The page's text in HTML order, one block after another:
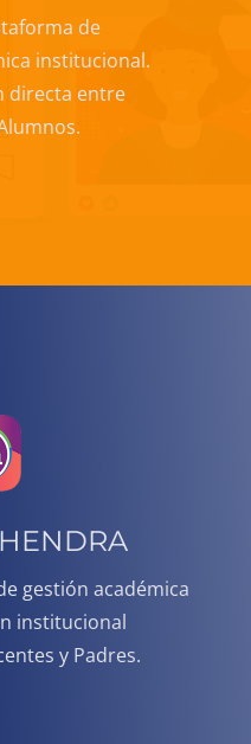
de
institucional.
directa entre
gestión académica
institucional
y Padres.